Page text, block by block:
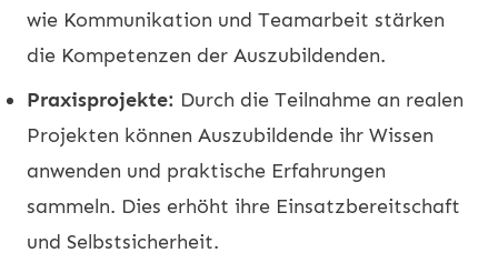
wie Kommunikation und Teamarbeit stärken
die Kompetenzen der Auszubildenden.
Praxisprojekte: Durch die Teilnahme an realen
Projekten können Auszubildende ihr Wissen
anwenden und praktische Erfahrungen
sammeln. Dies erhöht ihre Einsatzbereitschaft
und Selbstsicherheit.